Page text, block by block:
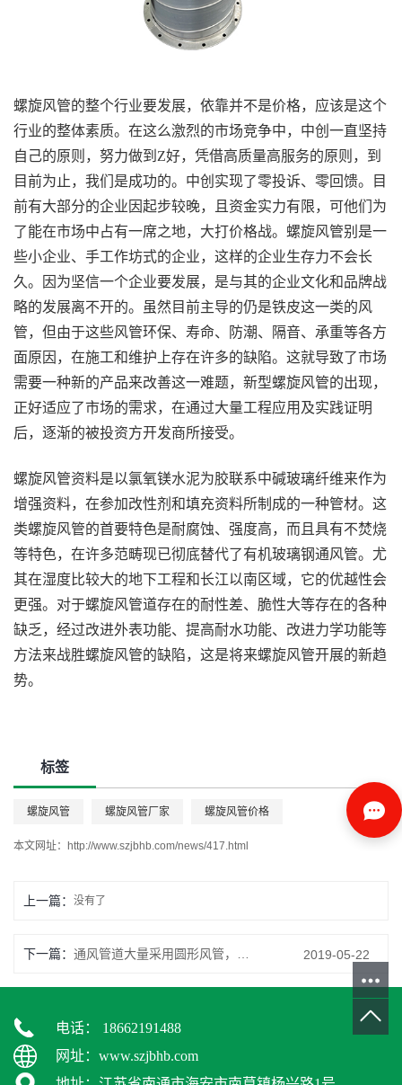
螺旋风管的整个行业要发展，依靠并不是价格，应该是这个
行业的整体素质。在这么激烈的市场竞争中，中创一直坚持
自己的原则，努力做到Z好，凭借高质量高服务的原则，到
目前为止，我们是成功的。中创实现了零投诉、零回馈。目
前有大部分的企业因起步较晚，且资金实力有限，可他们为
了能在市场中占有一席之地，大打价格战。螺旋风管别是一
些小企业、手工作坊式的企业，这样的企业生存力不会长
久。因为坚信一个企业要发展，是与其的企业文化和品牌战
略的发展离不开的。虽然目前主导的仍是铁皮这一类的风
管，但由于这些风管环保、寿命、防潮、隔音、承重等各方
面原因，在施工和维护上存在许多的缺陷。这就导致了市场
需要一种新的产品来改善这一难题，新型螺旋风管的出现，
正好适应了市场的需求，在通过大量工程应用及实践证明
后，逐渐的被投资方开发商所接受。
螺旋风管资料是以氯氧镁水泥为胶联系中碱玻璃纤维来作为
增强资料，在参加改性剂和填充资料所制成的一种管材。这
类螺旋风管的首要特色是耐腐蚀、强度高，而且具有不焚烧
等特色，在许多范畴现已彻底替代了有机玻璃钢通风管。尤
其在湿度比较大的地下工程和长江以南区域，它的优越性会
更强。对于螺旋风管道存在的耐性差、脆性大等存在的各种
缺乏，经过改进外表功能、提高耐水功能、改进力学功能等
方法来战胜螺旋风管的缺陷，这是将来螺旋风管开展的新趋
势。
标签
螺旋风管 螺旋风管厂家 螺旋风管价格
本文网址： http://www.szjbhb.com/news/417.html
上一篇： 没有了
下一篇： 通风管道大量采用圆形风管，即螺旋风管 2019-05-22
电话： 18662191488
网址：www.szjbhb.com